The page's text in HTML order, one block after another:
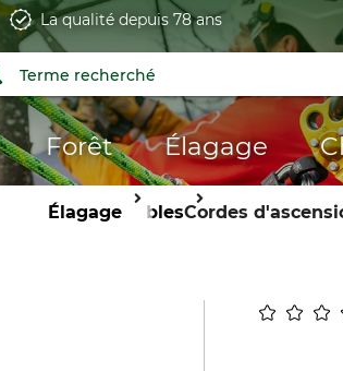
La qualité depuis 78 ans
Forêt Élagage
Élagage CâblesCordes